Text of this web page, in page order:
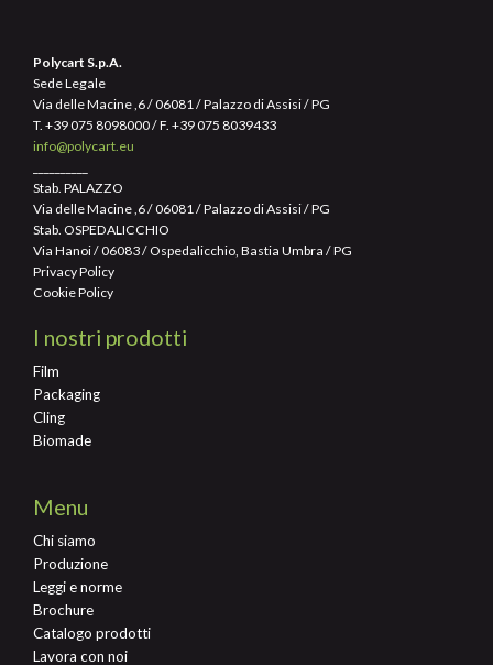
Polycart S.p.A.
Sede Legale
Via delle Macine ,6 / 06081 / Palazzo di Assisi / PG
T. +39 075 8098000/ F. +39 075 8039433
info@polycart.eu
Stab. PALAZZO
Via delle Macine ,6 / 06081 / Palazzo di Assisi / PG
Stab. OSPEDALICCHIO
Via Hanoi / 06083 / Ospedalicchio, Bastia Umbra / PG
Privacy Policy
Cookie Policy
I nostri prodotti
Film
Packaging
Cling
Biomade
Menu
Chi siamo
Produzione
Leggi e norme
Brochure
Catalogo prodotti
Lavora con noi